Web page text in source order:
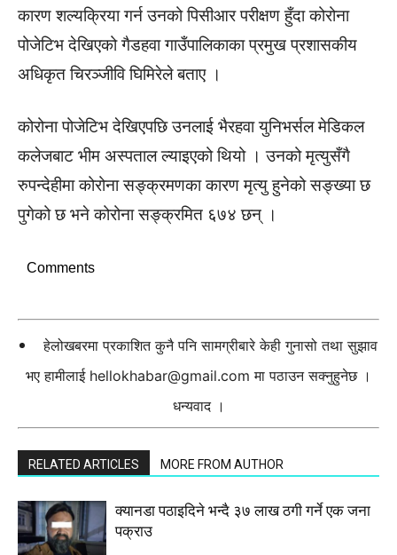
कारण शल्यक्रिया गर्न उनको पिसीआर परीक्षण हुँदा कोरोना
पोजेटिभ देखिएको गैडहवा गाउँपालिकाका प्रमुख प्रशासकीय
अधिकृत चिरञ्जीवि घिमिरेले बताए ।
कोरोना पोजेटिभ देखिएपछि उनलाई भैरहवा युनिभर्सल मेडिकल
कलेजबाट भीम अस्पताल ल्याइएको थियो । उनको मृत्युसँगै
रुपन्देहीमा कोरोना सङ्क्रमणका कारण मृत्यु हुनेको सङ्ख्या छ
पुगेको छ भने कोरोना सङ्क्रमित ६७४ छन् ।
Comments
हेलोखबरमा प्रकाशित कुनै पनि सामग्रीबारे केही गुनासो तथा सुझाव
भए हामीलाई hellokhabar@gmail.com मा पठाउन सक्नुहुनेछ ।
धन्यवाद ।
RELATED ARTICLES MORE FROM AUTHOR
क्यानडा पठाइदिने भन्दै ३७ लाख ठगी गर्ने एक जना
पक्राउ